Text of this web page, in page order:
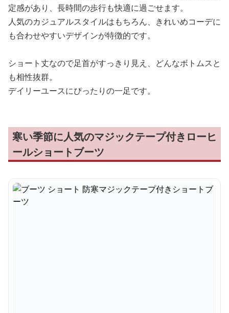
定感があり、長時間の歩行も快適に過ごせます。
人気のカジュアルスタイルはもちろん、きれいめコーデに
も合わせやすいデザインが特徴的です。
ショート丈なので足首がすっきり見え、どんなボトムスと
も相性抜群。
デイリーユースにぴったりの一足です。
寒い季節に人気のマジックテープ付きローヒ
ールショートブーツ